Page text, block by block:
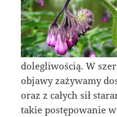
dolegliwością. W
objawy zażywamy
oraz z całych sił
takie postępowanie